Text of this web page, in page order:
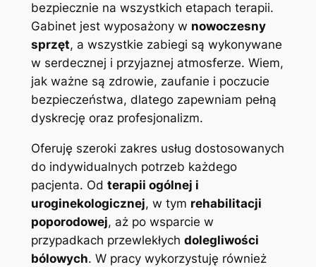
bezpiecznie na wszystkich etapach terapii.
Gabinet jest wyposażony w nowoczesny
sprzęt, a wszystkie zabiegi są wykonywane
w serdecznej i przyjaznej atmosferze. Wiem,
jak ważne są zdrowie, zaufanie i poczucie
bezpieczeństwa, dlatego zapewniam pełną
dyskrecję oraz profesjonalizm.
Oferuję szeroki zakres usług dostosowanych
do indywidualnych potrzeb każdego
pacjenta. Od terapii ogólnej i
uroginekologicznej, w tym rehabilitacji
poporodowej, aż po wsparcie w
przypadkach przewlekłych dolegliwości
bólowych. W pracy wykorzystuję również